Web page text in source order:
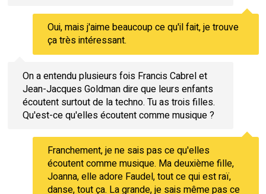
Oui, mais j'aime beaucoup ce qu'il fait, je trouve
ça très intéressant.
On a entendu plusieurs fois Francis Cabrel et
Jean-Jacques Goldman dire que leurs enfants
écoutent surtout de la techno. Tu as trois filles.
Qu'est-ce qu'elles écoutent comme musique ?
Franchement, je ne sais pas ce qu'elles
écoutent comme musique. Ma deuxième fille,
Joanna, elle adore Faudel, tout ce qui est raï,
danse, tout ça. La grande, je sais même pas ce